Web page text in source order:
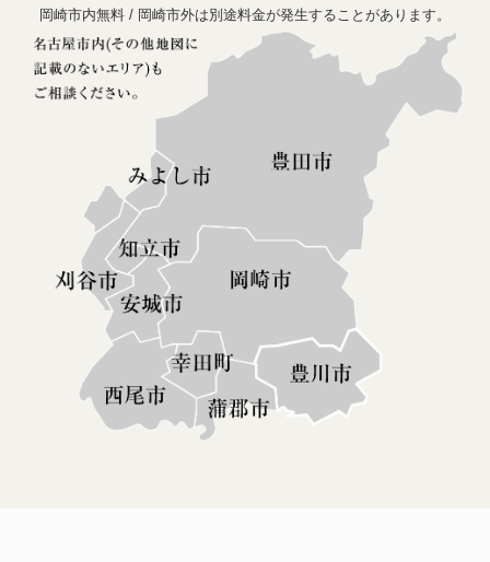
岡崎市内無料 / 岡崎市外は別途料金が発生することがあります。